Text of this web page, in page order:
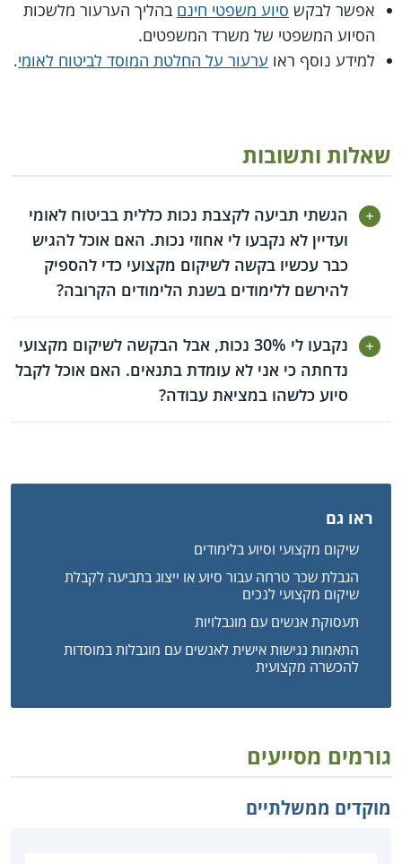
אפשר לבקש סיוע משפטי חינם בהליך הערעור מלשכות
הסיוע המשפטי של משרד המשפטים.
למידע נוסף ראו ערעור על החלטת המוסד לביטוח לאומי.
שאלות ותשובות
הגשתי תביעה לקצבת נכות כללית בביטוח לאומי
ועדיין לא נקבעו לי אחוזי נכות. האם אוכל להגיש
כבר עכשיו בקשה לשיקום מקצועי כדי להספיק
להירשם ללימודים בשנת הלימודים הקרובה?
נקבעו לי 30% נכות, אבל הבקשה לשיקום מקצועי
נדחתה כי אני לא עומדת בתנאים. האם אוכל לקבל
סיוע כלשהו במציאת עבודה?
ראו גם
שיקום מקצועי וסיוע בלימודים
הגבלת שכר טרחה עבור סיוע או ייצוג בתביעה לקבלת
שיקום מקצועי לנכים
תעסוקת אנשים עם מוגבלויות
התאמות נגישות אישית לאנשים עם מוגבלות במוסדות
להכשרה מקצועית
גורמים מסייעים
מוקדים ממשלתיים